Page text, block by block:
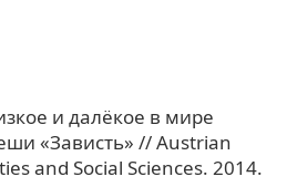
и далёкое в мире
«Зависть» // Austrian
and Social Sciences. 2014.